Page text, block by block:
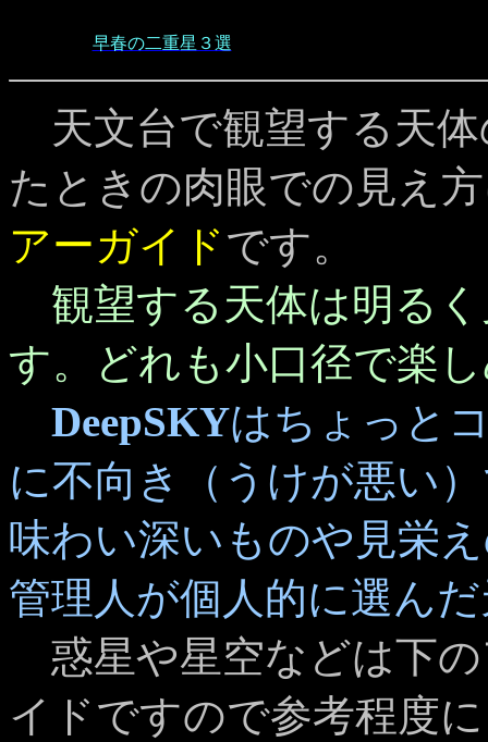
早春の二重星３選
天文台で観望する天
たときの肉眼での見え
アーガイドです。
観望する天体は明る
す。どれも小口径で楽
DeepSKYはちょっと
に不向き（うけが悪い
味わい深いものや見栄
管理人が個人的に選ん
惑星や星空などは下
イドですので参考程度